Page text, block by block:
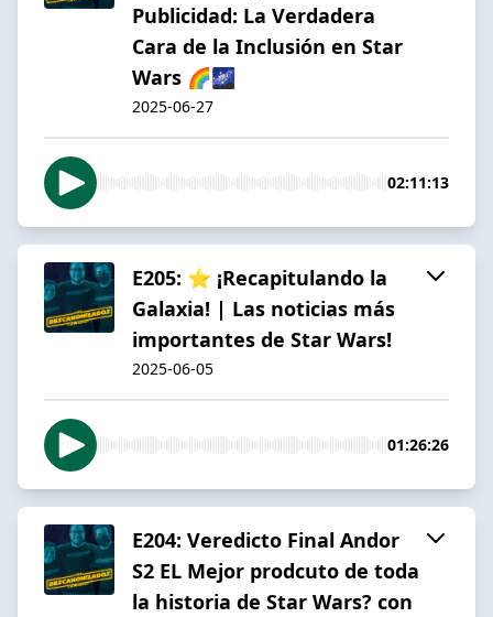
Publicidad: La Verdadera
Cara de la Inclusión en Star
Wars 🌈🌌
2025-06-27
02:11:13
E205: ⭐ ¡Recapitulando la
Galaxia! | Las noticias más
importantes de Star Wars!
2025-06-05
01:26:26
E204: Veredicto Final Andor
S2 EL Mejor prodcuto de toda
la historia de Star Wars? con